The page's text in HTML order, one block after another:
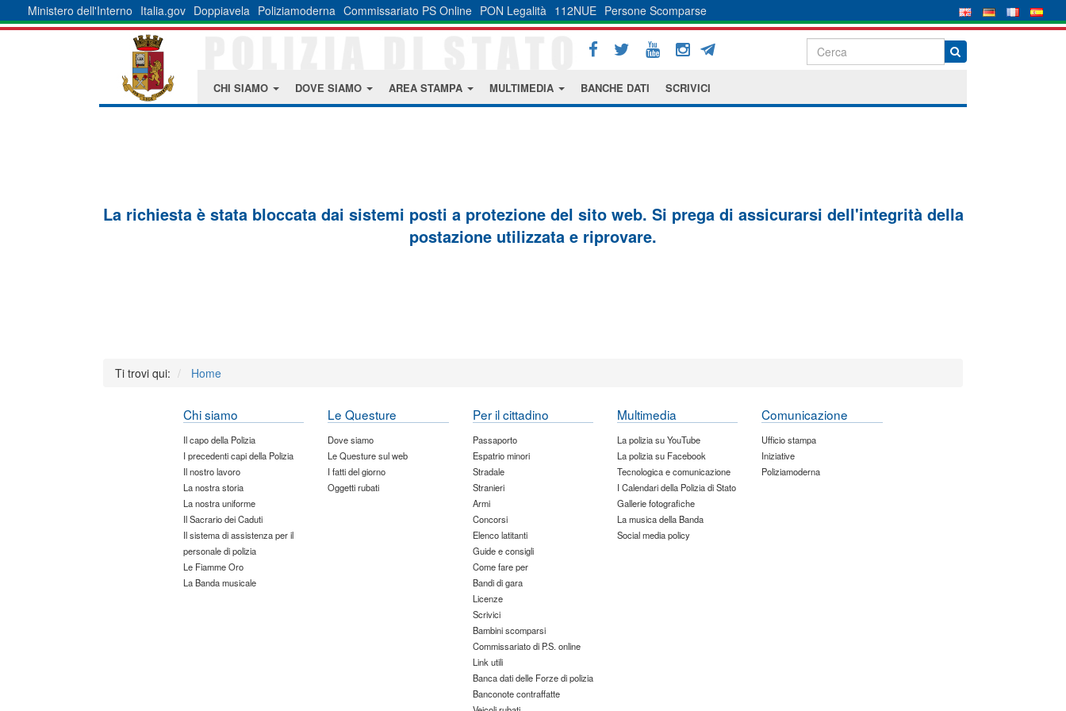
Ministero dell'Interno Italia.gov Doppiavela Poliziamoderna Commissariato PS Online PON Legalità 112NUE Persone Scomparse
CHI SIAMO DOVE SIAMO AREA STAMPA MULTIMEDIA BANCHE DATI SCRIVICI
La richiesta è stata bloccata dai sistemi posti a protezione del sito web. Si prega di assicurarsi dell'integrità della
postazione utilizzata e riprovare.
Ti trovi qui: Home
Chi siamo
Il capo della Polizia
I precedenti capi della Polizia
Il nostro lavoro
La nostra storia
La nostra uniforme
Il Sacrario dei Caduti
Il sistema di assistenza per il
personale di polizia
Le Fiamme Oro
La Banda musicale
Le Questure
Dove siamo
Le Questure sul web
I fatti del giorno
Oggetti rubati
Per il cittadino
Passaporto
Espatrio minori
Stradale
Stranieri
Armi
Concorsi
Elenco latitanti
Guide e consigli
Come fare per
Bandi di gara
Licenze
Scrivici
Bambini scomparsi
Commissariato di P.S. online
Link utili
Banca dati delle Forze di polizia
Banconote contraffatte
Multimedia
La polizia su YouTube
La polizia su Facebook
Tecnologica e comunicazione
I Calendari della Polizia di Stato
Gallerie fotografiche
La musica della Banda
Social media policy
Comunicazione
Ufficio stampa
Iniziative
Poliziamoderna